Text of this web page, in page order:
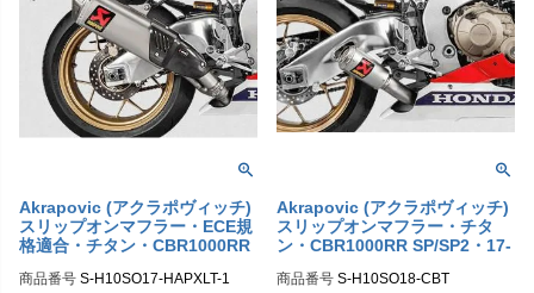
Akrapovic (アクラポヴィッチ)
スリップオンマフラー・ECE規
格適合・チタン・CBR1000RR
商品番号 S-H10SO17-HAPXLT-1
Akrapovic (アクラポヴィッチ)
スリップオンマフラー・チタ
ン・CBR1000RR SP/SP2・17-
商品番号 S-H10SO18-CBT